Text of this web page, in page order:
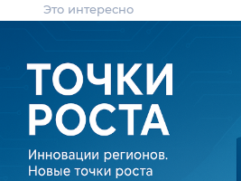
Это интересно